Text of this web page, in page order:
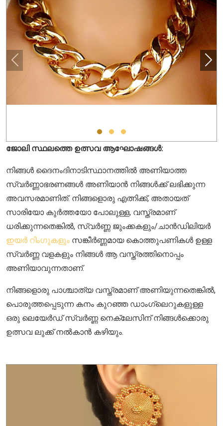
ജോലി സ്ഥലത്തെ ഉത്സവ ആഘോഷങ്ങൾ:
നിങ്ങൾ ദൈനംദിനാടിസ്ഥാനത്തിൽ അണിയാത്ത
സ്വർണ്ണാഭരണങ്ങൾ അണിയാൻ നിങ്ങൾക്ക് ലഭിക്കുന്ന
അവസരമാണിത്. നിങ്ങളൊരു എത്നിക്ക്, അതായത്
സാരിയോ കുർത്തയോ പോലുള്ള, വസ്ത്രമാണ്
ധരിക്കുന്നതെങ്കിൽ, സ്വർണ്ണ ജുംക്കകളും/ചാൻഡിലിയർ
ഇയർ റിംഗുകളും സങ്കീർണ്ണമായ കൊത്തുപണികൾ ഉള്ള
സ്വർണ്ണ വളകളും നിങ്ങൾ ആ വസ്ത്രത്തിനൊപ്പം
അണിയാവുന്നതാണ്.
നിങ്ങളൊരു പാശ്ചാത്യ വസ്ത്രമാണ് അണിയുന്നതെങ്കിൽ,
പൊരുത്തപ്പെടുന്ന കനം കുറഞ്ഞ ഡാംഗ്ലെറുകളുള്ള
ഒരു ലെയേർഡ് സ്വർണ്ണ നെക്ലേസിന് നിങ്ങൾക്കൊരു
ഉത്സവ ലുക്ക് നൽകാൻ കഴിയും.